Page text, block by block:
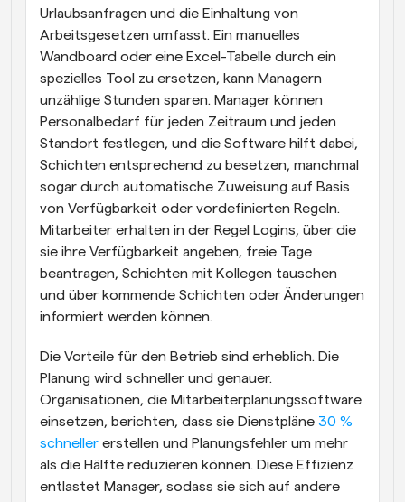
Urlaubsanfragen und die Einhaltung von
Arbeitsgesetzen umfasst. Ein manuelles
Wandboard oder eine Excel-Tabelle durch ein
spezielles Tool zu ersetzen, kann Managern
unzählige Stunden sparen. Manager können
Personalbedarf für jeden Zeitraum und jeden
Standort festlegen, und die Software hilft dabei,
Schichten entsprechend zu besetzen, manchmal
sogar durch automatische Zuweisung auf Basis
von Verfügbarkeit oder vordefinierten Regeln.
Mitarbeiter erhalten in der Regel Logins, über die
sie ihre Verfügbarkeit angeben, freie Tage
beantragen, Schichten mit Kollegen tauschen
und über kommende Schichten oder Änderungen
informiert werden können.
Die Vorteile für den Betrieb sind erheblich. Die
Planung wird schneller und genauer.
Organisationen, die Mitarbeiterplanungssoftware
einsetzen, berichten, dass sie Dienstpläne 30 %
schneller erstellen und Planungsfehler um mehr
als die Hälfte reduzieren können. Diese Effizienz
entlastet Manager, sodass sie sich auf andere